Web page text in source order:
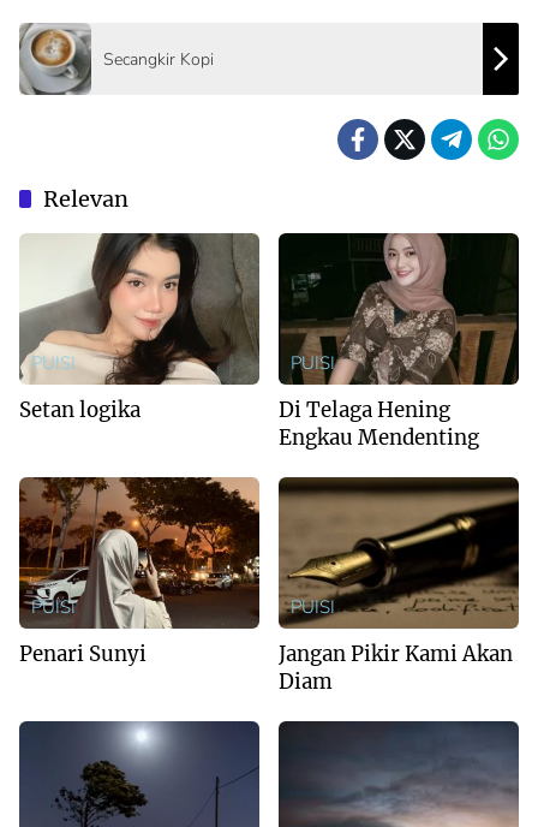
Secangkir Kopi
Relevan
PUISI
Setan logika
PUISI
Di Telaga Hening
Engkau Mendenting
PUISI
Penari Sunyi
PUISI
Jangan Pikir Kami Akan
Diam